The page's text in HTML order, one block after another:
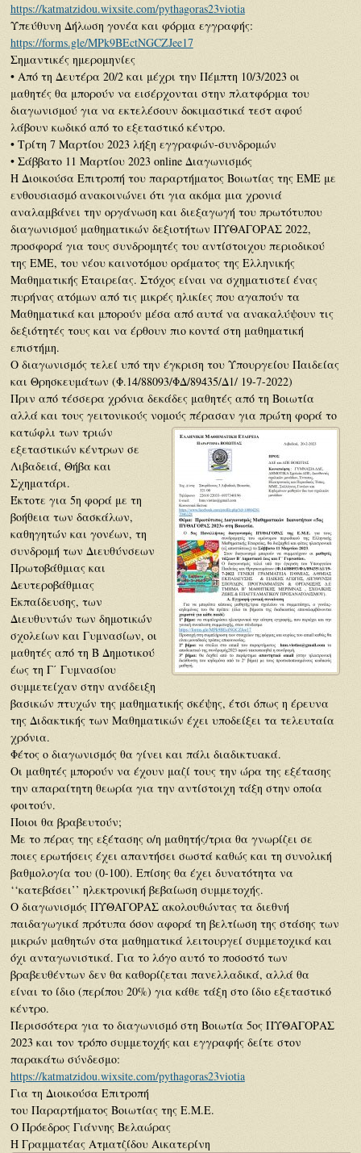
https://katmatzidou.wixsite.com/pythagoras23viotia
Υπεύθυνη Δήλωση γονέα και φόρμα εγγραφής:
https://forms.gle/MPk9BEctNGCZJee17
Σημαντικές ημερομηνίες
• Από τη Δευτέρα 20/2 και μέχρι την Πέμπτη 10/3/2023 οι
μαθητές θα μπορούν να εισέρχονται στην πλατφόρμα του
διαγωνισμού για να εκτελέσουν δοκιμαστικά τεστ αφού
λάβουν κωδικό από το εξεταστικό κέντρο.
• Τρίτη 7 Μαρτίου 2023 λήξη εγγραφών-συνδρομών
• Σάββατο 11 Μαρτίου 2023 online Διαγωνισμός
Η Διοικούσα Επιτροπή του παραρτήματος Βοιωτίας της ΕΜΕ με
ενθουσιασμό ανακοινώνει ότι για ακόμα μια χρονιά
αναλαμβάνει την οργάνωση και διεξαγωγή του πρωτότυπου
διαγωνισμού μαθηματικών δεξιοτήτων ΠΥΘΑΓΟΡΑΣ 2022,
προσφορά για τους συνδρομητές του αντίστοιχου περιοδικού
της ΕΜΕ, του νέου καινοτόμου οράματος της Ελληνικής
Μαθηματικής Εταιρείας. Στόχος είναι να σχηματιστεί ένας
πυρήνας ατόμων από τις μικρές ηλικίες που αγαπούν τα
Μαθηματικά και μπορούν μέσα από αυτά να ανακαλύψουν τις
δεξιότητές τους και να έρθουν πιο κοντά στη μαθηματική
επιστήμη.
Ο διαγωνισμός τελεί υπό την έγκριση του Υπουργείου Παιδείας
και Θρησκευμάτων (Φ.14/88093/ΦΔ/89435/Δ1/ 19-7-2022)
Πριν από τέσσερα χρόνια δεκάδες μαθητές από τη Βοιωτία
αλλά και τους γειτονικούς νομούς πέρασαν για πρώτη φορά το
κατώφλι των τριών
εξεταστικών κέντρων σε
Λιβαδειά, Θήβα και
Σχηματάρι.
Έκτοτε για 5η φορά με τη
βοήθεια των δασκάλων,
καθηγητών και γονέων, τη
συνδρομή των Διευθύνσεων
Πρωτοβάθμιας και
Δευτεροβάθμιας
Εκπαίδευσης, των
Διευθυντών των δημοτικών
σχολείων και Γυμνασίων, οι
μαθητές από τη Β Δημοτικού
έως τη Γ΄ Γυμνασίου
συμμετείχαν στην ανάδειξη
βασικών πτυχών της μαθηματικής σκέψης, έτσι όπως η έρευνα
της Διδακτικής των Μαθηματικών έχει υποδείξει τα τελευταία
χρόνια.
Φέτος ο διαγωνισμός θα γίνει και πάλι διαδικτυακά.
Οι μαθητές μπορούν να έχουν μαζί τους την ώρα της εξέτασης
την απαραίτητη θεωρία για την αντίστοιχη τάξη στην οποία
φοιτούν.
Ποιοι θα βραβευτούν;
Με το πέρας της εξέτασης ο/η μαθητής/τρια θα γνωρίζει σε
ποιες ερωτήσεις έχει απαντήσει σωστά καθώς και τη συνολική
βαθμολογία του (0-100). Επίσης θα έχει δυνατότητα να
‘‘κατεβάσει’’ ηλεκτρονική βεβαίωση συμμετοχής.
Ο διαγωνισμός ΠΥΘΑΓΟΡΑΣ ακολουθώντας τα διεθνή
παιδαγωγικά πρότυπα όσον αφορά τη βελτίωση της στάσης των
μικρών μαθητών στα μαθηματικά λειτουργεί συμμετοχικά και
όχι ανταγωνιστικά. Για το λόγο αυτό το ποσοστό των
βραβευθέντων δεν θα καθορίζεται πανελλαδικά, αλλά θα
είναι το ίδιο (περίπου 20%) για κάθε τάξη στο ίδιο εξεταστικό
κέντρο.
Περισσότερα για το διαγωνισμό στη Βοιωτία 5ος ΠΥΘΑΓΟΡΑΣ
2023 και τον τρόπο συμμετοχής και εγγραφής δείτε στον
παρακάτω σύνδεσμο:
https://katmatzidou.wixsite.com/pythagoras23viotia
Για τη Διοικούσα Επιτροπή
του Παραρτήματος Βοιωτίας της Ε.Μ.Ε.
Ο Πρόεδρος Γιάννης Βελαώρας
Η Γραμματέας Ατματζίδου Αικατερίνη